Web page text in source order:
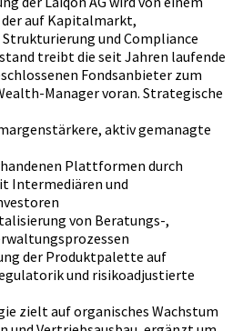
auf Kapitalmarkt,
und Compliance
treibt die seit Jahren laufende
Fondsanbieter zum
Manager voran. Strategische
aktiv gemanagte
Plattformen durch
Intermediären und
von Beratungs-,
der Produktpalette auf
und risikoadjustierte
zielt auf organisches Wachstum